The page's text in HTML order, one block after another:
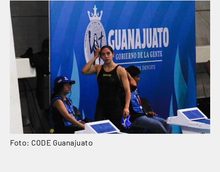
Foto: CODE Guanajuato